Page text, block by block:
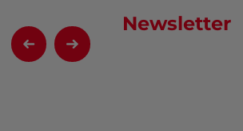
Newsletter